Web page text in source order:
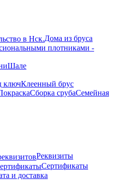
Дома из бруса
Шале
ключКлеенный брус
Сборка срубаСемейная
Реквизиты
Сертификаты
и доставка